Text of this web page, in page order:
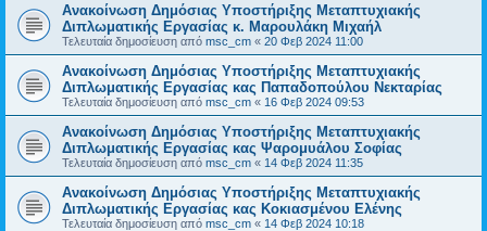
Ανακοίνωση Δημόσιας Υποστήριξης Μεταπτυχιακής
Διπλωματικής Εργασίας κ. Μαρουλάκη Μιχαήλ
Τελευταία δημοσίευση από msc_cm « 20 Φεβ 2024 11:00
Ανακοίνωση Δημόσιας Υποστήριξης Μεταπτυχιακής
Διπλωματικής Εργασίας κας Παπαδοπούλου Νεκταρίας
Τελευταία δημοσίευση από msc_cm « 16 Φεβ 2024 09:53
Ανακοίνωση Δημόσιας Υποστήριξης Μεταπτυχιακής
Διπλωματικής Εργασίας κας Ψαρομυάλου Σοφίας
Τελευταία δημοσίευση από msc_cm « 14 Φεβ 2024 11:35
Ανακοίνωση Δημόσιας Υποστήριξης Μεταπτυχιακής
Διπλωματικής Εργασίας κας Κοκιασμένου Ελένης
Τελευταία δημοσίευση από msc_cm « 14 Φεβ 2024 10:18